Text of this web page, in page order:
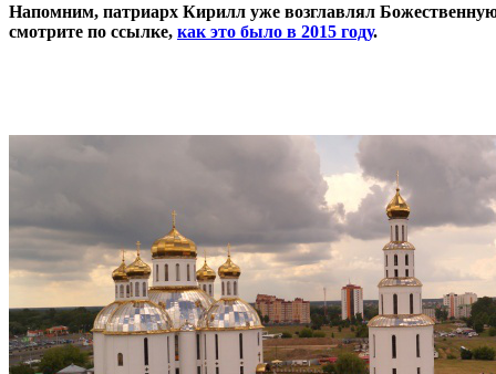
Напомним, патриарх Кирилл уже возглавлял
смотрите по ссылке, как это было в 2015 году.